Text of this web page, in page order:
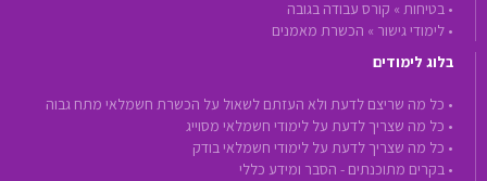
• בטיחות » קורס עבודה בגובה
• לימודי גישור » הכשרת מאמנים
בלוג לימודים
• כל מה שריצם לדעת ולא העזתם לשאול על הכשרת חשמלאי מתח גבוה
• כל מה שצריך לדעת על לימודי חשמלאי מסוייג
• כל מה שצריך לדעת על לימודי חשמלאי בודק
• בקרים מתוכנתים - הסבר ומידע כללי